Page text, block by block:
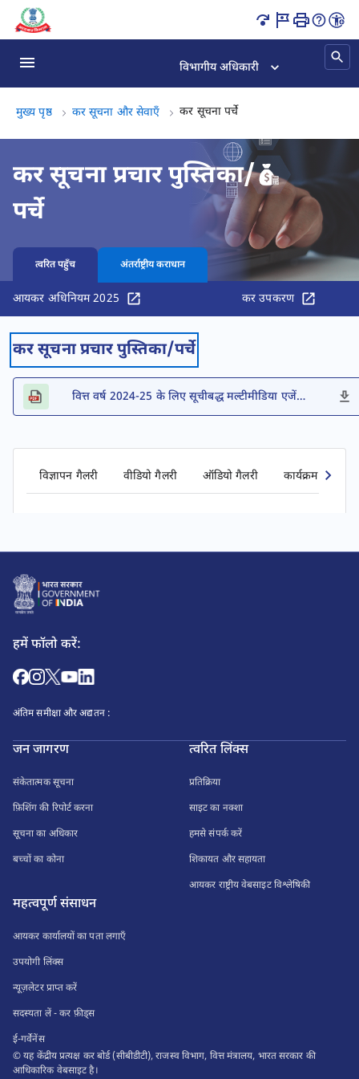
कर सूचना पर्चे पृष्ठ लोड हो गया
विभागीय अधिकारी
मुख्य पृष्ठ कर सूचना और सेवाएँ कर सूचना पर्चेकर सूचना पर्चे, (3 का 3)
कर सूचना प्रचार पुस्तिका/
पर्चे
त्वरित पहुँच अंतर्राष्ट्रीय कराधान
आयकर अधिनियम 2025 कर उपकरण
कर सूचना प्रचार पुस्तिका/पर्चे
वित्त वर्ष 2024-25 के लिए सूचीबद्ध मल्टीमीडिया एजेंसियों की सूची
विज्ञापन गैलरी वीडियो गैलरी ऑडियो गैलरी कार्यक्रम गैलरी
हमें फॉलो करें:
अंतिम समीक्षा और अद्यतन :
जन जागरण
संकेतात्मक सूचना
फ़िशिंग की रिपोर्ट करना
सूचना का अधिकार
बच्चों का कोना
त्वरित लिंक्स
प्रतिक्रिया
साइट का नक्शा
हमसे संपर्क करें
शिकायत और सहायता
आयकर राष्ट्रीय वेबसाइट विश्लेषिकी
महत्वपूर्ण संसाधन
आयकर कार्यालयों का पता लगाएँ
उपयोगी लिंक्स
न्यूज़लेटर प्राप्त करें
सदस्यता लें - कर फ़ीड्स
ई-गर्वेनेंस
© यह केंद्रीय प्रत्यक्ष कर बोर्ड (सीबीडीटी), राजस्व विभाग, वित्त मंत्रालय, भारत सरकार की
आधिकारिक वेबसाइट है।